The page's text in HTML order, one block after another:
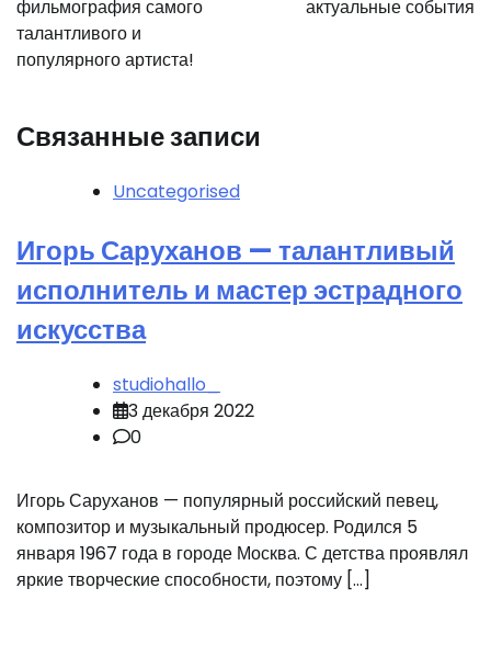
фильмография самого
талантливого и
популярного артиста!
актуальные события
Связанные записи
Uncategorised
Игорь Саруханов — талантливый
исполнитель и мастер эстрадного
искусства
studiohallo_
3 декабря 2022
0
Игорь Саруханов — популярный российский певец,
композитор и музыкальный продюсер. Родился 5
января 1967 года в городе Москва. С детства проявлял
яркие творческие способности, поэтому […]